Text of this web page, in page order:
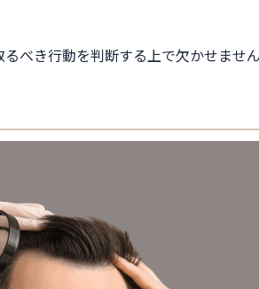
るべき行動を判断する上で欠かせませ